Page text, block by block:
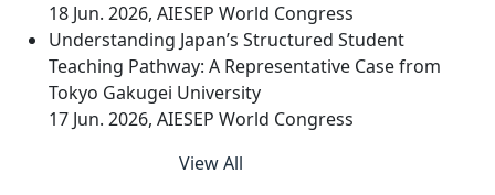
18 Jun. 2026, AIESEP World Congress
Understanding Japan’s Structured Student
Teaching Pathway: A Representative Case from
Tokyo Gakugei University
17 Jun. 2026, AIESEP World Congress
View All